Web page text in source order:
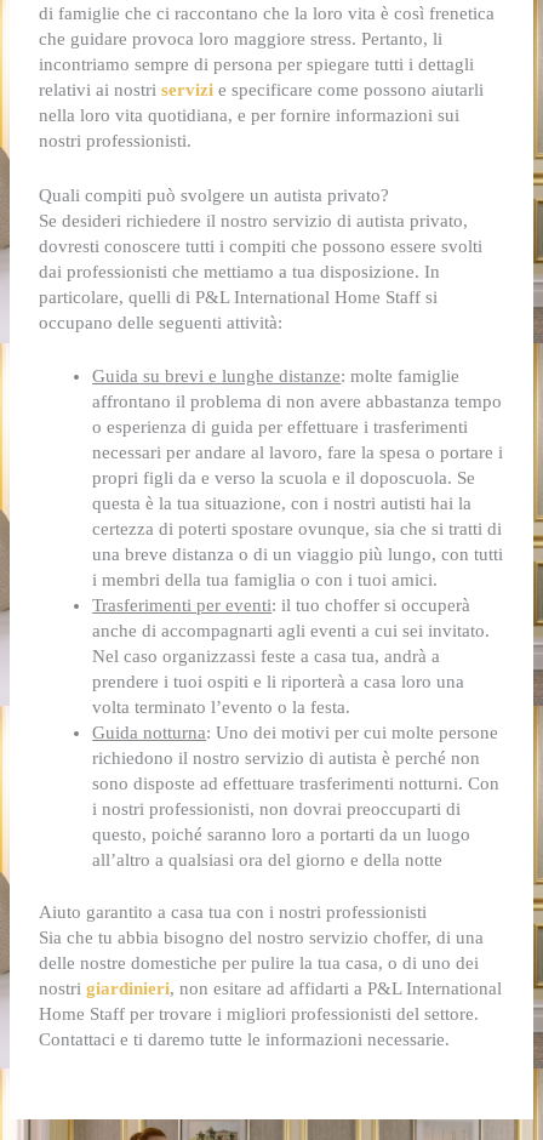
di famiglie che ci raccontano che la loro vita è così frenetica
che guidare provoca loro maggiore stress. Pertanto, li
incontriamo sempre di persona per spiegare tutti i dettagli
relativi ai nostriservizi e specificare come possono aiutarli
nella loro vita quotidiana, e per fornire informazioni sui
nostri professionisti.
Quali compiti può svolgere un autista privato?
Se desideri richiedere il nostro servizio di autista privato,
dovresti conoscere tutti i compiti che possono essere svolti
dai professionisti che mettiamo a tua disposizione. In
particolare, quelli di P&L International Home Staff si
occupano delle seguenti attività:
Guida su brevi e lunghe distanze: molte famiglie
affrontano il problema di non avere abbastanza tempo
o esperienza di guida per effettuare i trasferimenti
necessari per andare al lavoro, fare la spesa o portare i
propri figli da e verso la scuola e il doposcuola. Se
questa è la tua situazione, con i nostri autisti hai la
certezza di poterti spostare ovunque, sia che si tratti di
una breve distanza o di un viaggio più lungo, con tutti
i membri della tua famiglia o con i tuoi amici.
Trasferimenti per eventi: il tuo choffer si occuperà
anche di accompagnarti agli eventi a cui sei invitato.
Nel caso organizzassi feste a casa tua, andrà a
prendere i tuoi ospiti e li riporterà a casa loro una
volta terminato l’evento o la festa.
Guida notturna: Uno dei motivi per cui molte persone
richiedono il nostro servizio di autista è perché non
sono disposte ad effettuare trasferimenti notturni. Con
i nostri professionisti, non dovrai preoccuparti di
questo, poiché saranno loro a portarti da un luogo
all’altro a qualsiasi ora del giorno e della notte
Aiuto garantito a casa tua con i nostri professionisti
Sia che tu abbia bisogno del nostro servizio choffer, di una
delle nostre domestiche per pulire la tua casa, o di uno dei
nostrigiardinieri, non esitare ad affidarti a P&L International
Home Staff per trovare i migliori professionisti del settore.
Contattaci e ti daremo tutte le informazioni necessarie.